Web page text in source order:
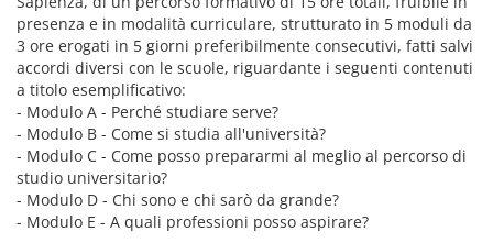
presenza e in modalità curriculare, strutturato in 5 moduli da
3 ore erogati in 5 giorni preferibilmente consecutivi, fatti salvi
accordi diversi con le scuole, riguardante i seguenti contenuti
a titolo esemplificativo:
- Modulo A - Perché studiare serve?
- Modulo B - Come si studia all'università?
- Modulo C - Come posso prepararmi al meglio al percorso di
studio universitario?
- Modulo D - Chi sono e chi sarò da grande?
- Modulo E - A quali professioni posso aspirare?